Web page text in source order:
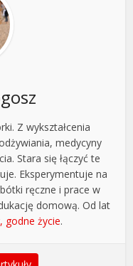
Z wykształcenia
medycyny
Stara się łączyć te
Eksperymentuje na
ręczne i prace w
domową. Od lat
godne życie.